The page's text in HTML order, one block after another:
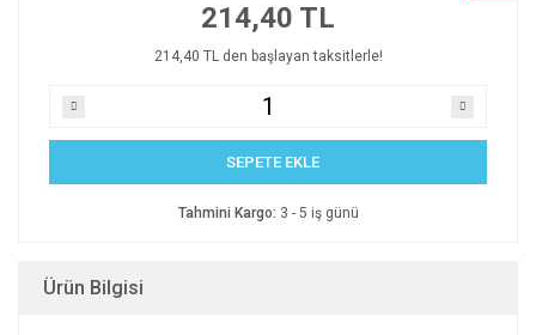
214,40 TL
214,40 TL den başlayan taksitlerle!
SEPETE EKLE
Tahmini Kargo: 3 - 5 iş günü
Ürün Bilgisi